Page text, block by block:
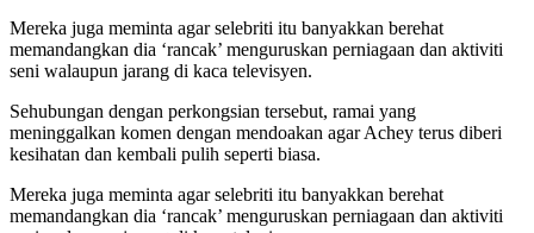
Mereka juga meminta agar selebriti itu banyakkan berehat
memandangkan dia ‘rancak’ menguruskan perniagaan dan aktiviti
seni walaupun jarang di kaca televisyen.
Sehubungan dengan perkongsian tersebut, ramai yang
meninggalkan komen dengan mendoakan agar Achey terus diberi
kesihatan dan kembali pulih seperti biasa.
Mereka juga meminta agar selebriti itu banyakkan berehat
memandangkan dia ‘rancak’ menguruskan perniagaan dan aktiviti